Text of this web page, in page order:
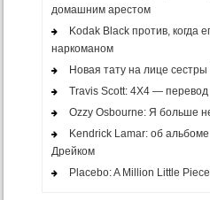
домашним арестом
Kodak Black против, когда
наркоманом
Новая тату на лице
Travis Scott: 4X4 — перевод
Ozzy Osbourne: Я больше
Kendrick Lamar: об
Дрейком
Placebo: A Million Little